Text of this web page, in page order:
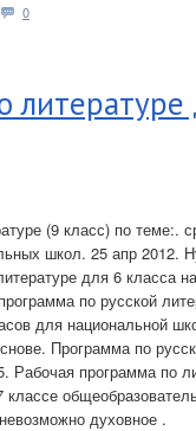
0
литературе
(9 класс) по теме:.
школ. 25 апр 2012.
для 6 класса
по русской
для национальной
Программа по
Рабочая программа по
духовное .